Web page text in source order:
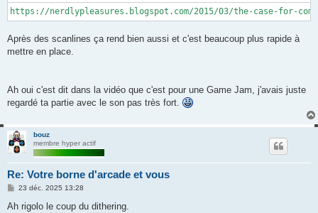
https://nerdlypleasures.blogspot.com/2015/03/the-case-for-
Après des scanlines ça rend bien aussi et c'est beaucoup plus rapide à
mettre en place.
Ah oui c'est dit dans la vidéo que c'est pour une Game Jam, j'avais juste
regardé ta partie avec le son pas très fort.
bouz
membre hyper actif
Re: Votre borne d'arcade et vous
M
s
23 déc. 2025 13:28
Ah rigolo le coup du dithering.